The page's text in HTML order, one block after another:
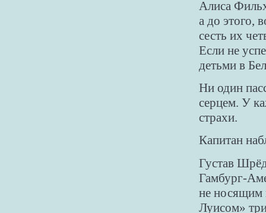
Алиса
а до этого,
сесть их
Если не
детьми в
Ни один
серцем. У
страхи.
Капитан
Густав
Гамбург-
не носящим
Луисом»